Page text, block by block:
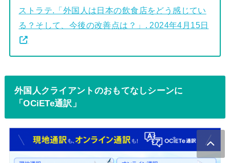
ストラテ.「外国人は日本の飲食店をどう感じてい
る？そして、今後の改善点は？」. 2024年4月15日
外国人クライアントのおもてなしシーンに
「OCiETe通訳」